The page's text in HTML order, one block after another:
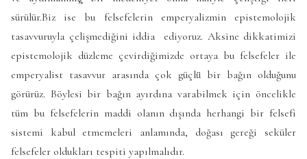
sürülür.Biz ise bu felsefelerin emperyalizmin epistemolojik
tasavvuruyla çelişmediğini iddia ediyoruz. Aksine dikkatimizi
epistemolojik düzleme çevirdiğimizde ortaya bu felsefeler ile
emperyalist tasavvur arasında çok güçlü̈ bir bağın olduğunu
görürüz. Böylesi bir bağın ayırdına varabilmek için öncelikle
tüm bu felsefelerin maddi olanın dışında herhangi bir felsefi
sistemi kabul etmemeleri anlamında, doğası gereği seküler
felsefeler oldukları tespiti yapılmalıdır.